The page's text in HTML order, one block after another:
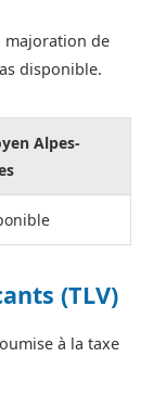
majoration de
disponible.
Alpes-
(TLV)
à la taxe